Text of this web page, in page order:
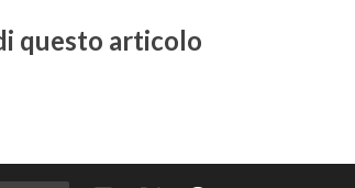
questo articolo